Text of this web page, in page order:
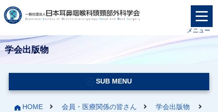
メニュー
学会出版物
SUB MENU
HOME 会員・医療関係の皆さん
学会出版物